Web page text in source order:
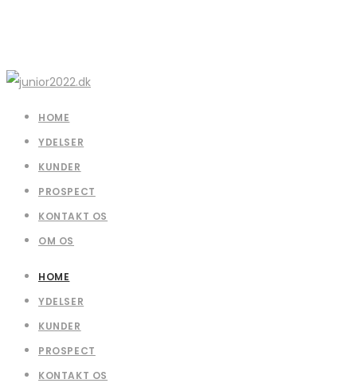
HOME
YDELSER
KUNDER
PROSPECT
KONTAKT OS
OM OS
HOME
YDELSER
KUNDER
PROSPECT
KONTAKT OS